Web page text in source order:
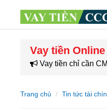
Vay tiền Online
Vay tiền chỉ cần
Trang chủ Tin tức tài